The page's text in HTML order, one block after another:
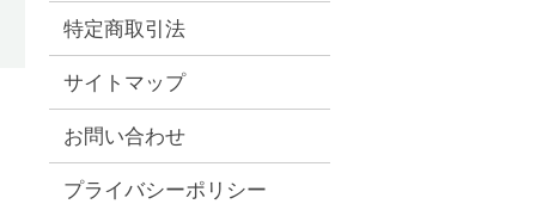
特定商取引法
サイトマップ
お問い合わせ
プライバシーポリシー